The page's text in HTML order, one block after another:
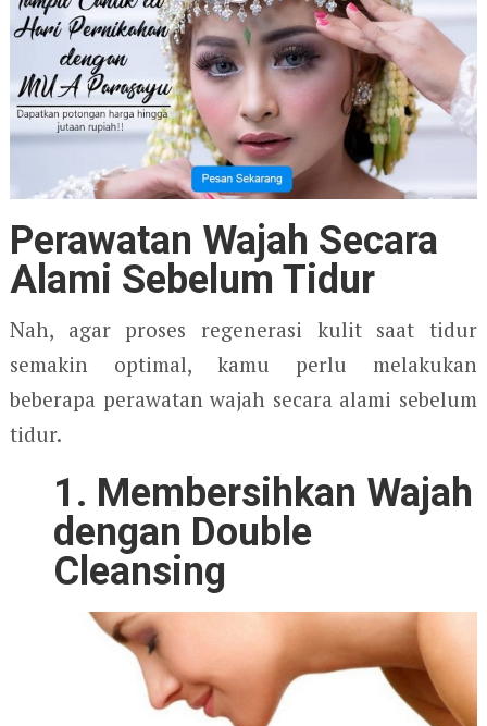
Perawatan Wajah Secara
Alami Sebelum Tidur
Nah, agar proses regenerasi kulit saat tidur
semakin optimal, kamu perlu melakukan
beberapa perawatan wajah secara alami sebelum
tidur.
1. Membersihkan Wajah
dengan Double
Cleansing